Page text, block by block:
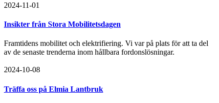
2024-11-01
Insikter från Stora Mobilitetsdagen
Framtidens mobilitet och elektrifiering. Vi var på plats för att ta del
av de senaste trenderna inom hållbara fordonslösningar.
2024-10-08
Träffa oss på Elmia Lantbruk